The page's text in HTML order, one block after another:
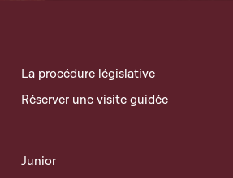
La procédure législative
Réserver une visite guidée
Junior